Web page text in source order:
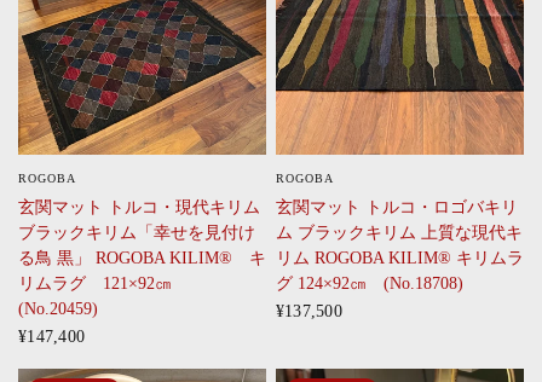
ROGOBA
玄関マット トルコ・現代キリム
ブラックキリム「幸せを見付け
る鳥 黒」 ROGOBA KILIM® キ
リムラグ 121×92㎝
(No.20459)
¥147,400
ROGOBA
玄関マット トルコ・ロゴバキリ
ム ブラックキリム 上質な現代キ
リム ROGOBA KILIM® キリムラ
グ 124×92㎝ (No.18708)
¥137,500